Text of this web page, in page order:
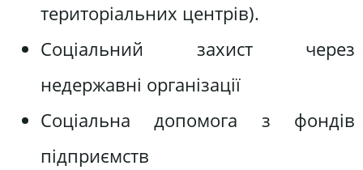
територіальних центрів).
Соціальний захист через
недержавні організації
Соціальна допомога з фондів
підприємств